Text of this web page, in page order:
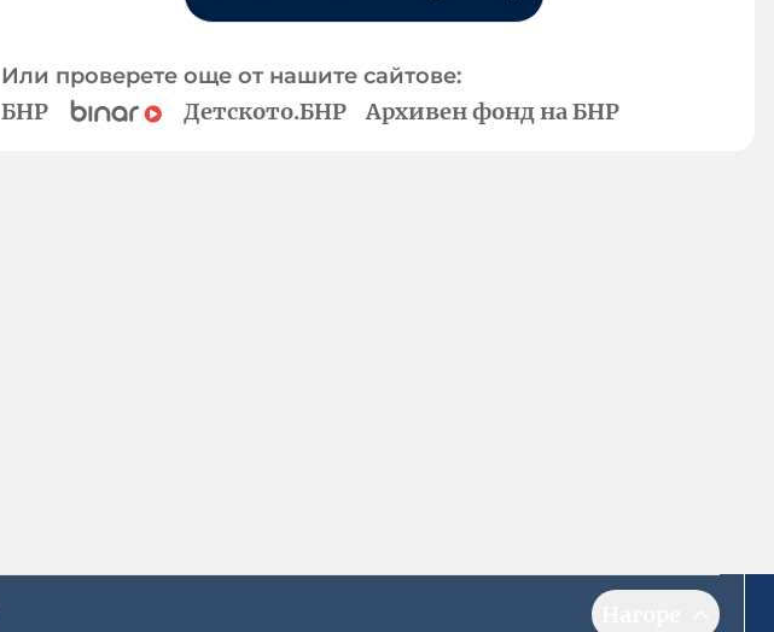
Или проверете още от нашите сайтове:
БНР Детското.БНР Архивен фонд на БНР